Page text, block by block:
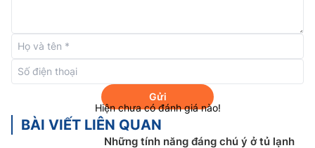
Cấp đông ở 2 chế độ Power Cool/Power
Freeze
Chế độ Power Cool/Power Freeze trêntủ lạnh
Inverter RB33T307055/SV được ra đời nhằm
giúp người dùng rút ngắn thời gian làm lạnh, cấp đông.
Vì nhiệt độ có thể hạ xuống nhanh chóng nên người
Gửi
Hiện chưa có đánh giá nào!
BÀI VIẾT LIÊN QUAN
Những tính năng đáng chú ý ở tủ lạnh